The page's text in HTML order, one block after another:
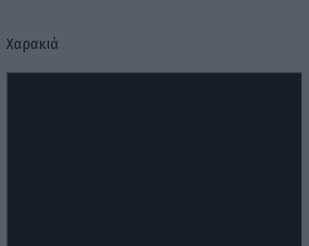
Χαρακιά